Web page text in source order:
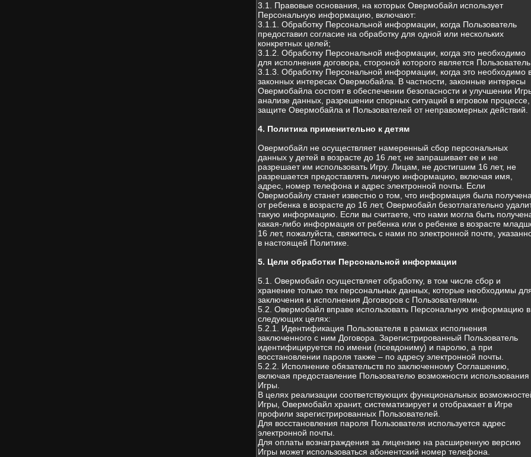
3.1. Правовые основания, на которых Овермобайл использует
Персональную информацию, включают:
3.1.1. Обработку Персональной информации, когда Пользователь
предоставил согласие на обработку для одной или нескольких
конкретных целей;
3.1.2. Обработку Персональной информации, когда это необходимо
для исполнения договора, стороной которого является
3.1.3. Обработку Персональной информации, когда это необходимо
законных интересах Овермобайла. В частности, законные интересы
Овермобайла состоят в обеспечении безопасности и улучшении
анализе данных, разрешении спорных ситуаций в игровом процессе,
защите Овермобайла и Пользователей от неправомерных действий.
4. Политика применительно к детям
Овермобайл не осуществляет намеренный сбор персональных
данных у детей в возрасте до 16 лет, не запрашивает ее и не
разрешает им использовать Игру. Лицам, не достигшим 16 лет, не
разрешается предоставлять личную информацию, включая имя,
адрес, номер телефона и адрес электронной почты. Если
Овермобайлу станет известно о том, что информация была получена
от ребенка в возрасте до 16 лет, Овермобайл безотлагательно
такую информацию. Если вы считаете, что нами могла быть
какая-либо информация от ребенка или о ребенке в возрасте
16 лет, пожалуйста, свяжитесь с нами по электронной почте,
в настоящей Политике.
5. Цели обработки Персональной информации
5.1. Овермобайл осуществляет обработку, в том числе сбор и
хранение только тех персональных данных, которые необходимы
заключения и исполнения Договоров с Пользователями.
5.2. Овермобайл вправе использовать Персональную информацию в
следующих целях:
5.2.1. Идентификация Пользователя в рамках исполнения
заключенного с ним Договора. Зарегистрированный Пользователь
идентифицируется по имени (псевдониму) и паролю, а при
восстановлении пароля также – по адресу электронной почты.
5.2.2. Исполнение обязательств по заключенному Соглашению,
включая предоставление Пользователю возможности использования
Игры.
В целях реализации соответствующих функциональных
Игры, Овермобайл хранит, систематизирует и отображает в Игре
профили зарегистрированных Пользователей.
Для восстановления пароля Пользователя используется адрес
электронной почты.
Для оплаты вознаграждения за лицензию на расширенную версию
Игры может использоваться абонентский номер телефона.